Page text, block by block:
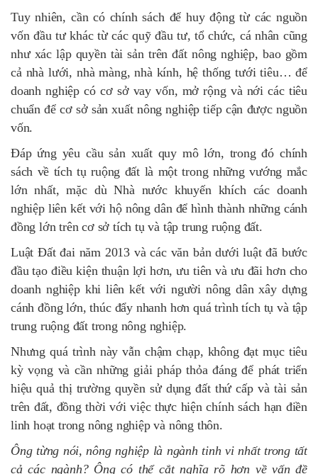
Tuy nhiên, cần có chính sách để huy động từ các nguồn
vốn đầu tư khác từ các quỹ đầu tư, tổ chức, cá nhân cũng
như xác lập quyền tài sản trên đất nông nghiệp, bao gồm
cả nhà lưới, nhà màng, nhà kính, hệ thống tưới tiêu… để
doanh nghiệp có cơ sở vay vốn, mở rộng và nới các tiêu
chuẩn để cơ sở sản xuất nông nghiệp tiếp cận được nguồn
vốn.
Đáp ứng yêu cầu sản xuất quy mô lớn, trong đó chính
sách về tích tụ ruộng đất là một trong những vướng mắc
lớn nhất, mặc dù Nhà nước khuyến khích các doanh
nghiệp liên kết với hộ nông dân để hình thành những cánh
đồng lớn trên cơ sở tích tụ và tập trung ruộng đất.
Luật Đất đai năm 2013 và các văn bản dưới luật đã bước
đầu tạo điều kiện thuận lợi hơn, ưu tiên và ưu đãi hơn cho
doanh nghiệp khi liên kết với người nông dân xây dựng
cánh đồng lớn, thúc đẩy nhanh hơn quá trình tích tụ và tập
trung ruộng đất trong nông nghiệp.
Nhưng quá trình này vẫn chậm chạp, không đạt mục tiêu
kỳ vọng và cần những giải pháp thỏa đáng để phát triển
hiệu quả thị trường quyền sử dụng đất thứ cấp và tài sản
trên đất, đồng thời với việc thực hiện chính sách hạn điền
linh hoạt trong nông nghiệp và nông thôn.
Ông từng nói, nông nghiệp là ngành tinh vi nhất trong tất
cả các ngành? Ông có thể cắt nghĩa rõ hơn về vấn đề